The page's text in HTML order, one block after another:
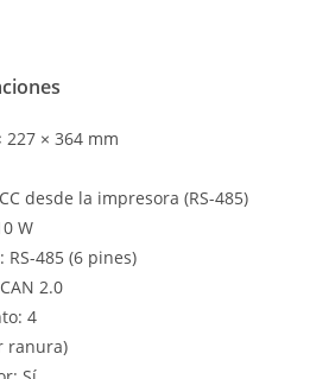
227 × 364 mm
desde la impresora (RS-485)
W
485 (6 pines)
2.0
4
ranura)